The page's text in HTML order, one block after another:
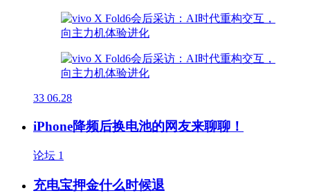
33 06.28
iPhone降频后换电池的网友来聊聊！
论坛 1
充电宝押金什么时候退